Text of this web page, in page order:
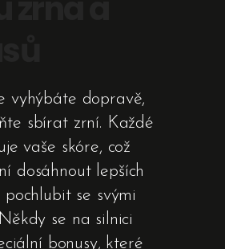
vyhýbáte dopravě,
sbírat zrní. Každé
vaše skóre, což
dosáhnout lepších
se svými
se na silnici
bonusy, které